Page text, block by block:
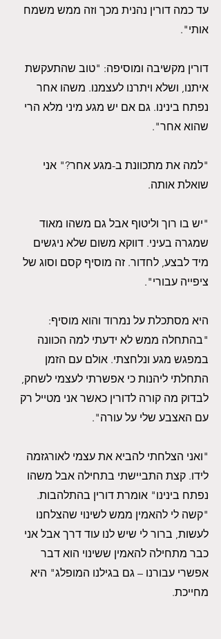
עד כמה דורין נהנית מכך וזה ממש משמח
אותי".
דורין מקשיבה ומוסיפה: "טוב שהתעקשת
איתנו, ושלא ויתרנו לעצמנו. משהו אחר
נפתח בינינו. גם אם יש מגע מיני מלא הרי
שהוא אחר".
"למה את מתכוונת ב-מגע אחר?" אני
שואלת אותה.
"יש בו רוך וליטוף אבל גם משהו מאוד
שמגרה בעיני. דווקא משום שלא ניגשים
מיד לבצע, לחדור. זה מוסיף קסם וסוג של
ציפייה עבורי".
היא מסתכלת על נמרוד והוא מוסיף:
"בהתחלה ממש לא ידעתי למה הכוונה
במפגש מגע ונלחצתי. אולם עם הזמן
התחלתי ליהנות כי אפשרתי לעצמי לשחק,
לבדוק מה קורה לדורין כאשר אני מטייל רק
עם האצבע שלי על עורה".
"ואני הצלחתי להביא את עצמי לאורגזמה
לידו. קצת התביישתי בתחילה אבל משהו
נפתח בינינו" אומרת דורין בהתלהבות.
"קשה לי להאמין ממש לשינוי שהצלחנו
לעשות, ברור לי שיש לנו עוד דרך אבל אני
כבר מתחילה להאמין ששינוי הוא דבר
אפשרי עבורנו – גם בגילנו המופלג" היא
מחייכת.